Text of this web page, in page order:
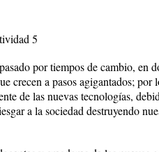
5
por tiempos de cambio, en
crecen a pasos agigantados;
de las nuevas tecnologías,
a la sociedad destruyendo